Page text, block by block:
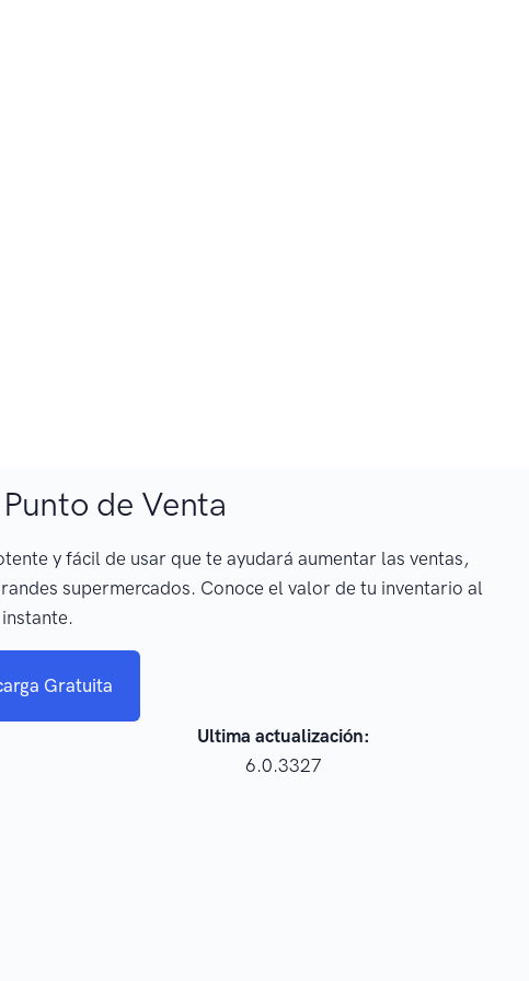
Punto de Venta
y fácil de usar que te ayudará aumentar las ventas,
supermercados. Conoce el valor de tu inventario al
instante.
Gratuita
Ultima actualización:
6.0.3327